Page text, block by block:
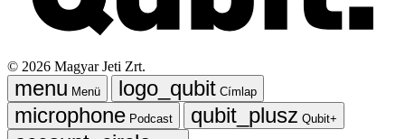
© 2026 Magyar Jeti Zrt.
Menü
Címlap
Podcast
Qubit+